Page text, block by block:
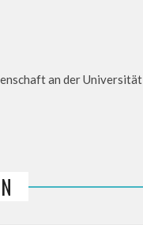
an der Universität